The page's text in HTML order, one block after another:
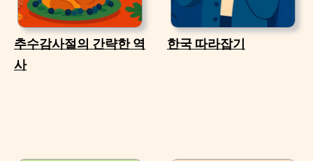
추수감사절의 간략한 역
사
한국 따라잡기